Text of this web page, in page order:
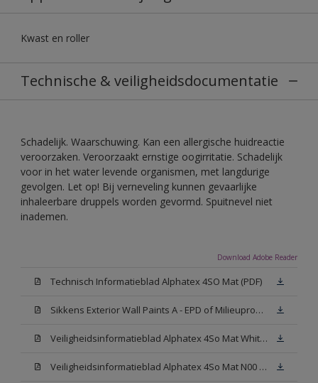
Kwast en roller
Technische & veiligheidsdocumentatie
Schadelijk. Waarschuwing. Kan een allergische huidreactie
veroorzaken. Veroorzaakt ernstige oogirritatie. Schadelijk
voor in het water levende organismen, met langdurige
gevolgen. Let op! Bij verneveling kunnen gevaarlijke
inhaleerbare druppels worden gevormd. Spuitnevel niet
inademen.
Download Adobe Reader
Technisch Informatieblad Alphatex 4SO Mat (PDF)
Sikkens Exterior Wall Paints A - EPD of Milieuproductverklaring
Veiligheidsinformatieblad Alphatex 4So Mat White W05 (MSDS)
Veiligheidsinformatieblad Alphatex 4So Mat N00 (MSDS)